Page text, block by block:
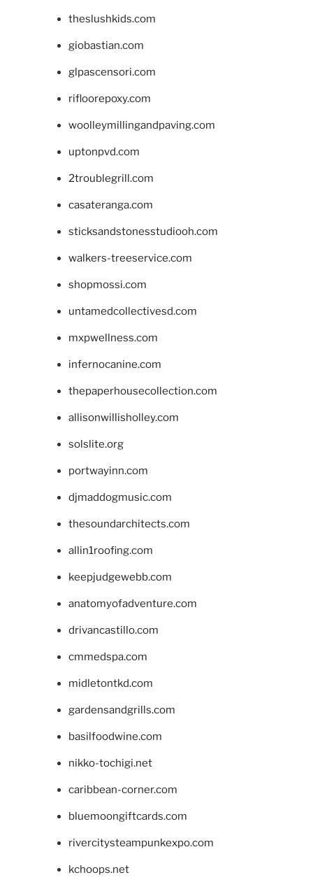
theslushkids.com
giobastian.com
glpascensori.com
rifloorepoxy.com
woolleymillingandpaving.com
uptonpvd.com
2troublegrill.com
casateranga.com
sticksandstonesstudiooh.com
walkers-treeservice.com
shopmossi.com
untamedcollectivesd.com
mxpwellness.com
infernocanine.com
thepaperhousecollection.com
allisonwillisholley.com
solslite.org
portwayinn.com
djmaddogmusic.com
thesoundarchitects.com
allin1roofing.com
keepjudgewebb.com
anatomyofadventure.com
drivancastillo.com
cmmedspa.com
midletontkd.com
gardensandgrills.com
basilfoodwine.com
nikko-tochigi.net
caribbean-corner.com
bluemoongiftcards.com
rivercitysteampunkexpo.com
kchoops.net